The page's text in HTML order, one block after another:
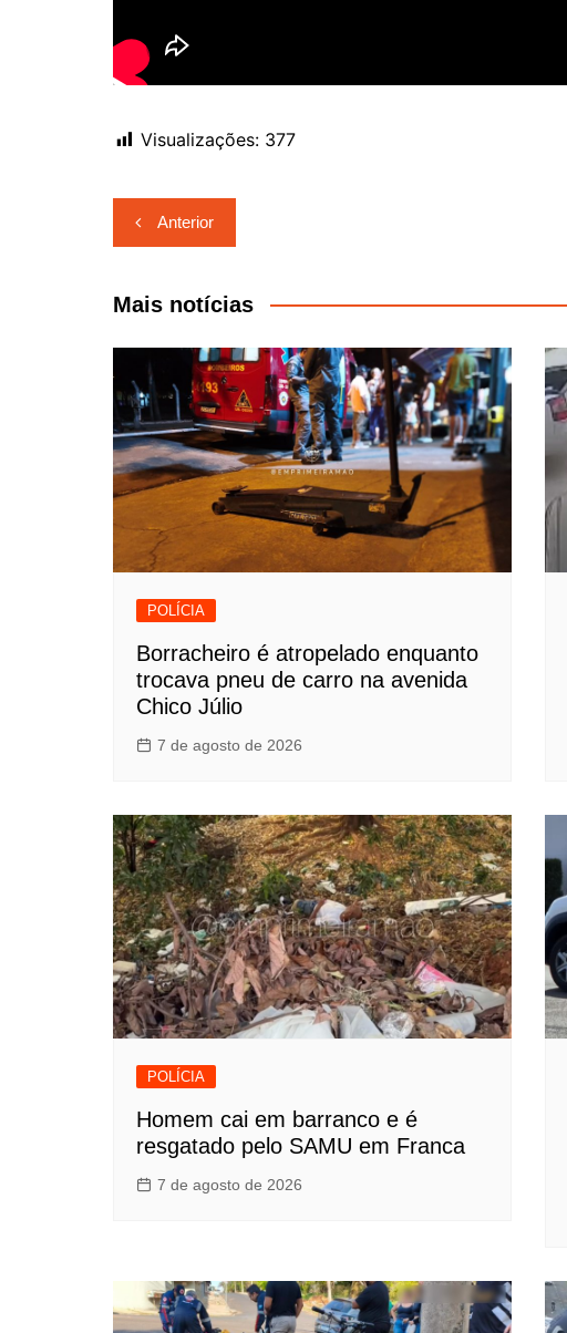
Visualizações: 377
Navegação
de
Post
Anterior
Mais notícias
POLÍCIA
Borracheiro é atropelado enquanto
trocava pneu de carro na avenida
Chico Júlio
7 de agosto de 2026
POLÍCIA
Homem cai em barranco e é
resgatado pelo SAMU em Franca
7 de agosto de 2026